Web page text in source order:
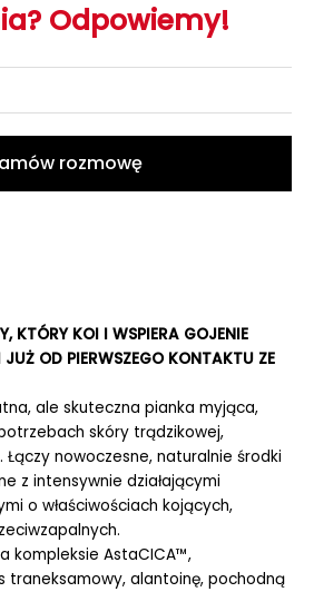
Odpowiemy!
rozmowę
KTÓRY KOI I WSPIERA GOJENIE
OD PIERWSZEGO KONTAKTU ZE
ale skuteczna pianka myjąca,
skóry trądzikowej,
Łączy nowoczesne, naturalnie środki
z intensywnie działającymi
o właściwościach kojących,
kompleksie AstaCICA™,
traneksamowy, alantoinę, pochodną